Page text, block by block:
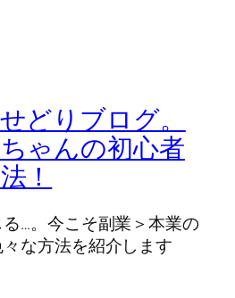
どりブログ。
ゃんの初心者
！
…。今こそ副業＞本業の
な方法を紹介します